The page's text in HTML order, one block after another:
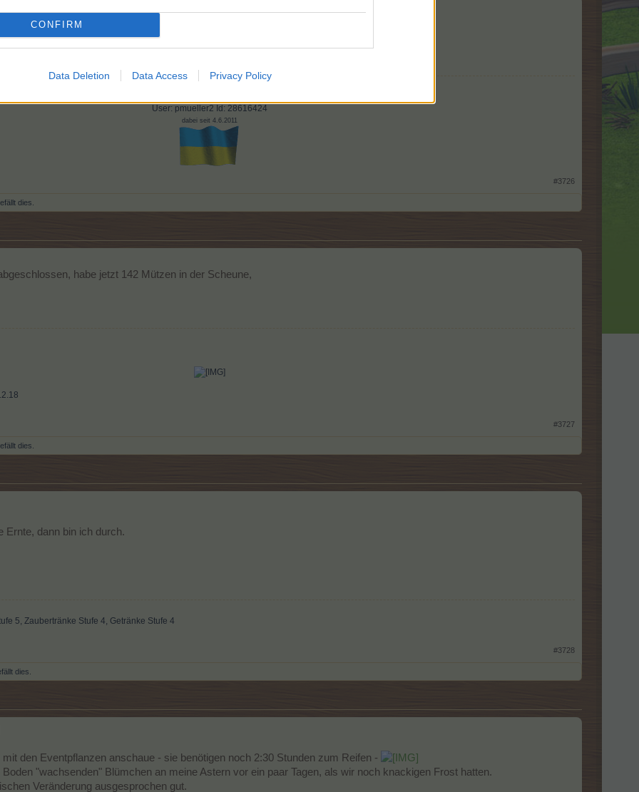
CONFIRM
Data Deletion Data Access Privacy Policy
mit 20 Mammuts und Katzen + Schachteln ==> 134 Mützen
User: pmueller2 Id: 28616424
dabei seit 4.6.2011
#3726
dies.
habe jetzt 142 Mützen in der Scheune,
#3727
dies.
Ernte, dann bin ich durch.
5, Zaubertränke Stufe 4, Getränke Stufe 4
#3728
dies.
den Eventpflanzen anschaue - sie benötigen noch 2:30 Stunden zum Reifen -
"wachsenden" Blümchen an meine Astern vor ein paar Tagen, als wir noch knackigen Frost hatten.
Veränderung ausgesprochen gut.